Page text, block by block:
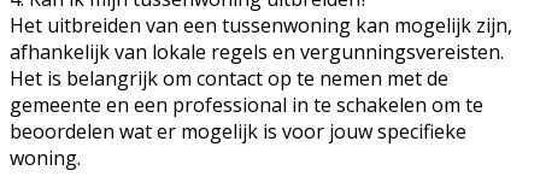
Het uitbreiden van een tussenwoning kan mogelijk zijn,
afhankelijk van lokale regels en vergunningsvereisten.
Het is belangrijk om contact op te nemen met de
gemeente en een professional in te schakelen om te
beoordelen wat er mogelijk is voor jouw specifieke
woning.